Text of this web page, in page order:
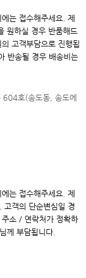
는 접수해주세요. 제
원하실 경우 반품해드
고객부담으로 진행됩
반송될 경우 배송비는
호(송도동, 송도에
는 접수해주세요. 제
고객의 단순변심일 경
소 / 연락처가 정확하
께 부담됩니다.